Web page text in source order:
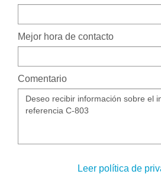
Mejor hora de contacto
Comentario
Leer política de